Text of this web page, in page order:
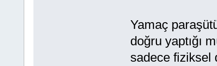
Yamaç
doğru yaptığı
sadece fiziksel